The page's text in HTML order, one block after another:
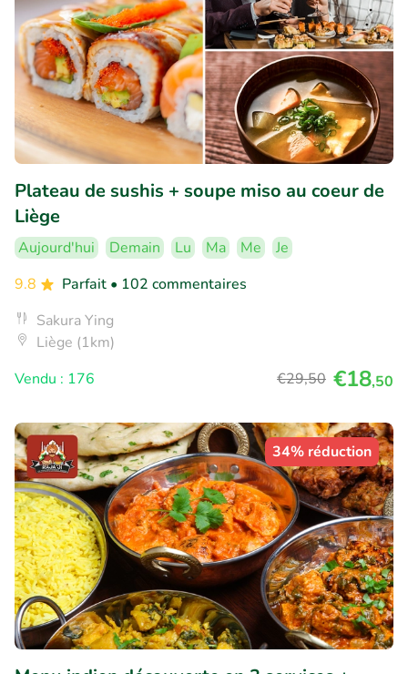
Plateau de sushis + soupe miso au coeur de
Liège
Aujourd'hui Demain Lu Ma Me
Je
9.8
Parfait • 102 commentaires
Sakura Ying
Liège (1km)
Vendu : 176
€29,50 €18,50
34% réduction